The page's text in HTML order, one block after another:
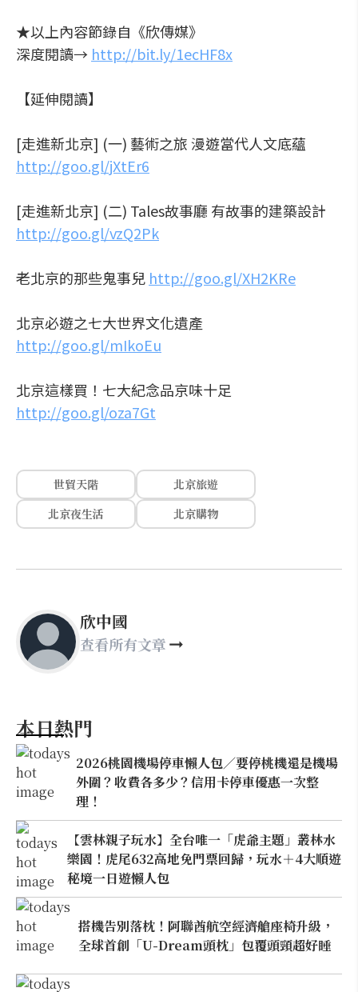
★以上內容節錄自《欣傳媒》
深度閱讀→ http://bit.ly/1ecHF8x
【延伸閱讀】
[走進新北京] (一) 藝術之旅 漫遊當代人文底蘊
http://goo.gl/jXtEr6
[走進新北京] (二) Tales故事廳 有故事的建築設計
http://goo.gl/vzQ2Pk
老北京的那些鬼事兒 http://goo.gl/XH2KRe
北京必遊之七大世界文化遺產
http://goo.gl/mIkoEu
北京這樣買！七大紀念品京味十足
http://goo.gl/oza7Gt
世貿天階
北京旅遊
北京夜生活
北京購物
欣中國
查看所有文章
本日熱門
2026桃園機場停車懶人包／要停桃機還是機場
外圍？收費各多少？信用卡停車優惠一次整
理！
【雲林親子玩水】全台唯一「虎爺主題」叢林水
樂園！虎尾632高地免門票回歸，玩水＋4大順遊
秘境一日遊懶人包
搭機告別落枕！阿聯酋航空經濟艙座椅升級，
全球首創「U-Dream頭枕」包覆頭頸超好睡